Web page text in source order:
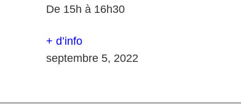
De 15h à 16h30
+ d’info
septembre 5, 2022